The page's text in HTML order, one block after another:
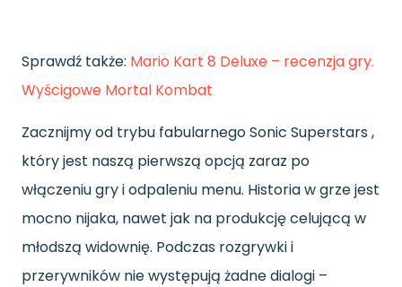
Sprawdź także: Mario Kart 8 Deluxe – recenzja gry.
Wyścigowe Mortal Kombat
Zacznijmy od trybu fabularnego Sonic Superstars ,
który jest naszą pierwszą opcją zaraz po
włączeniu gry i odpaleniu menu. Historia w grze jest
mocno nijaka, nawet jak na produkcję celującą w
młodszą widownię. Podczas rozgrywki i
przerywników nie występują żadne dialogi –